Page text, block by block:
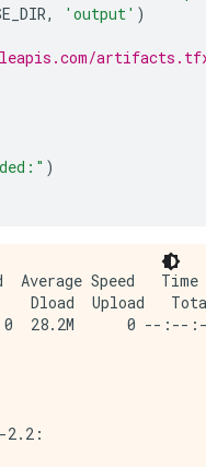
, 'output' )
)
Average Speed
Dload  Upload
0  28.2M      0 --
2.2: